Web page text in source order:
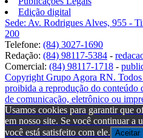
Edição digital
Sede: Av. Rodrigues Alves, 955 -
200
Telefone: (84) 3027-1690
Redação: (84) 98117-5384 -
Comercial: (84) 98117-1718 -
Copyright Grupo Agora RN. Todos
proibida a reprodução do conteúdo
de comunicação, eletrônico ou
Usamos cookies para garantir que
em nosso site. Se você continuar a
você está satisfeito com ele. Aceitar